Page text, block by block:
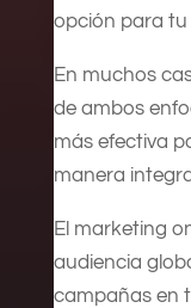
opción para tu
En muchos
de ambos
más efectiva
manera
El marketing
audiencia
campañas en